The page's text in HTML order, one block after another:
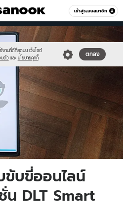
เข้าสู่ระบบสมาชิก
หมวดอื่นๆ
ช้งานที่ดีที่สุดบน เว็บไซต์
นตัว และ นโยบายคุกกี้
ตกลง
dlt.jpg
ขับขี่ออนไลน์
DLT Smart